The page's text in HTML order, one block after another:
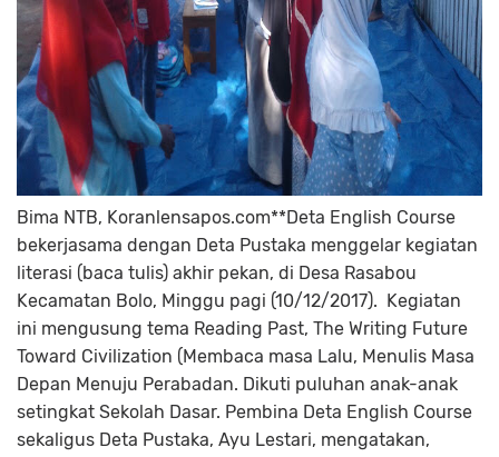
Bima NTB, Koranlensapos.com**Deta English Course
bekerjasama dengan Deta Pustaka menggelar kegiatan
literasi (baca tulis) akhir pekan, di Desa Rasabou
Kecamatan Bolo, Minggu pagi (10/12/2017). Kegiatan
ini mengusung tema Reading Past, The Writing Future
Toward Civilization (Membaca masa Lalu, Menulis Masa
Depan Menuju Perabadan. Dikuti puluhan anak-anak
setingkat Sekolah Dasar. Pembina Deta English Course
sekaligus Deta Pustaka, Ayu Lestari, mengatakan,